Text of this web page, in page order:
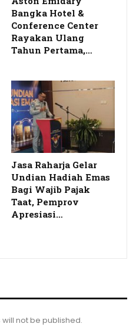
Bangka Hotel &
Conference Center
Rayakan Ulang
Tahun Pertama,…
Jasa Raharja Gelar
Undian Hadiah Emas
Bagi Wajib Pajak
Taat, Pemprov
Apresiasi…
not be published.